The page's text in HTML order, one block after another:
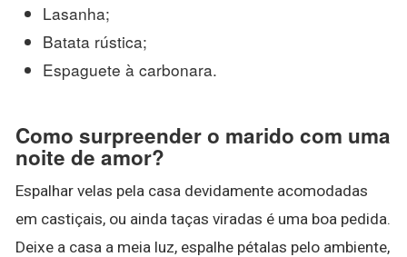
Lasanha;
Batata rústica;
Espaguete à carbonara.
Como surpreender o marido com uma
noite de amor?
Espalhar velas pela casa devidamente acomodadas
em castiçais, ou ainda taças viradas é uma boa pedida.
Deixe a casa a meia luz, espalhe pétalas pelo ambiente,